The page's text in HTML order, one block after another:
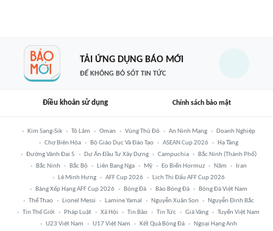
TẢI ỨNG DỤNG BÁO MỚI
ĐỂ KHÔNG BỎ SÓT TIN TỨC
Điều khoản sử dụng Chính sách bảo mật
Kim Sang-Sik Tô Lâm Oman Vùng Thủ Đô An Ninh Mạng
Doanh Nghiệp
Chợ Biên Hòa
Bộ Giáo Dục Và Đào Tạo ASEAN Cup 2026
Hạ Tầng
Đường Vành Đai 5
Dự Án Đầu Tư Xây Dựng Campuchia
Bắc Ninh (thành Phố)
Bắc Ninh
Bắc Bộ Liên Bang Nga Mỹ Eo Biển Hormuz Năm
Iran
Lê Minh Hưng
AFF Cup 2026
Lịch Thi Đấu AFF Cup 2026
Bảng Xếp Hạng AFF Cup 2026
Bóng Đá Báo Bóng Đá
Bóng Đá Việt Nam
Thể Thao
Lionel Messi Lamine Yamal Nguyễn Xuân Son
Nguyễn Đình Bắc
Tin Thế Giới
Pháp Luật Xã Hội Tin Bão Tin Tức Giá Vàng
Tuyển Việt Nam
U23 Việt Nam
U17 Việt Nam Kết Quả Bóng Đá Ngoại Hạng Anh